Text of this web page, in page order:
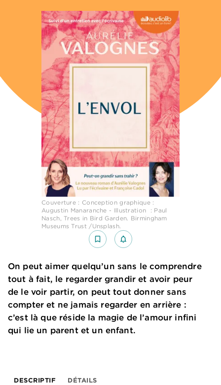
Couverture : Conception graphique :
Augustin Manaranche - Illustration : Paul
Nasch, Trees in Bird Garden. Birmingham
Museums Trust /Unsplash.
bookmark_border notifications_none_outlined
On peut aimer quelqu’un sans le comprendre
tout à fait, le regarder grandir et avoir peur
de le voir partir, on peut tout donner sans
compter et ne jamais regarder en arrière :
c’est là que réside la magie de l’amour infini
qui lie un parent et un enfant.
DESCRIPTIF DÉTAILS